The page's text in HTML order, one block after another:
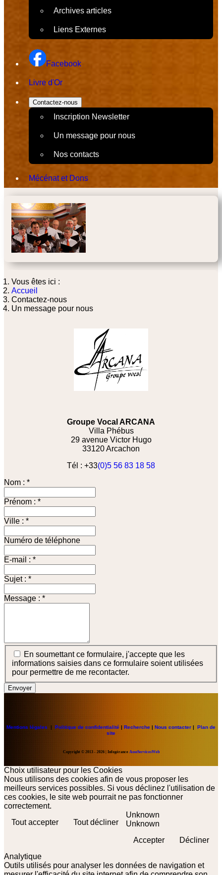
Archives articles
Liens Externes
Facebook
Livre d'Or
Contactez-nous
Inscription Newsletter
Un message pour nous
Nos contacts
Mécénat et Dons
Vous êtes ici :
Accueil
Contactez-nous
Un message pour nous
Groupe Vocal ARCANA
Villa Phébus
29 avenue Victor Hugo
33120 Arcachon
Tél : +33(0)5 56 83 18 58
Nom : *
Prénom : *
Ville : *
Numéro de téléphone
E-mail : *
Sujet : *
Message : *
En soumettant ce formulaire, j'accepte que les
informations saisies dans ce formulaire soient utilisées
pour permettre de me recontacter.
Envoyer
Mentions légales | Politique de confidentialité | Recherche | Nous contacter | Plan de
site
Copyright © 2013 - 2026 | Infogérance AssoServicesWeb
Choix utilisateur pour les Cookies
Nous utilisons des cookies afin de vous proposer les
meilleurs services possibles. Si vous déclinez l'utilisation de
ces cookies, le site web pourrait ne pas fonctionner
correctement.
Tout accepter
Tout décliner
Unknown
Unknown
Accepter
Décliner
Analytique
Outils utilisés pour analyser les données de navigation et